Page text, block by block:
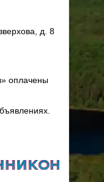
д. 8
оплачены